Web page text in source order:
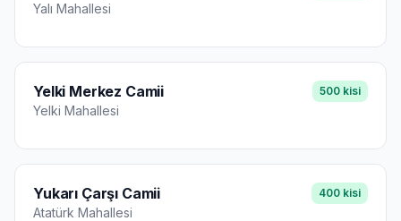
Yalı Mahallesi
Yelki Merkez Camii
Yelki Mahallesi
500 kisi
Yukarı Çarşı Camii
Atatürk Mahallesi
400 kisi